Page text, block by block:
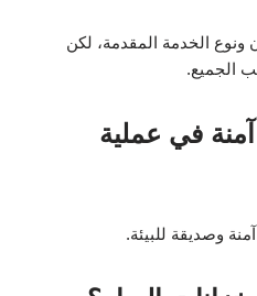
الخدمة المقدمة، لكن
الجميع.
في عملية
وصديقة للبيئة.